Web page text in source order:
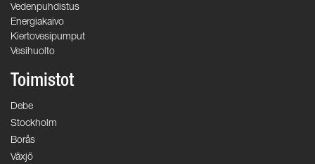
Vedenpuhdistus
Energiakaivo
Kiertovesipumput
Vesihuolto
Toimistot
Debe
Stockholm
Borås
Växjö